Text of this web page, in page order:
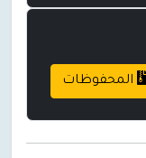
المحفوظات